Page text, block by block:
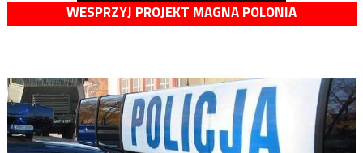
WESPRZYJ PROJEKT MAGNA POLONIA